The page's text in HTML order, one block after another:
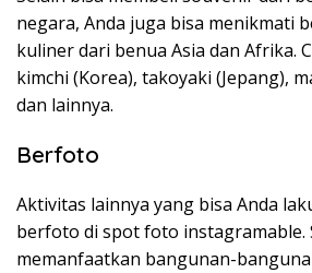
negara, Anda juga bisa menikmati
kuliner dari benua Asia dan Afrika.
kimchi (Korea), takoyaki (Jepang),
dan lainnya.
Berfoto
Aktivitas lainnya yang bisa Anda
berfoto di spot foto instagramable.
memanfaatkan bangunan-